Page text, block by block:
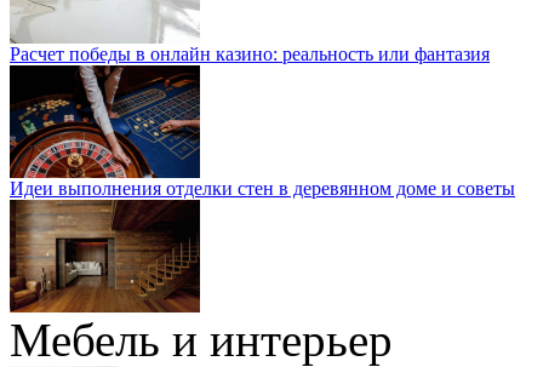
Расчет победы в онлайн казино: реальность или фантазия
Идеи выполнения отделки стен в деревянном доме и советы
Мебель и интерьер